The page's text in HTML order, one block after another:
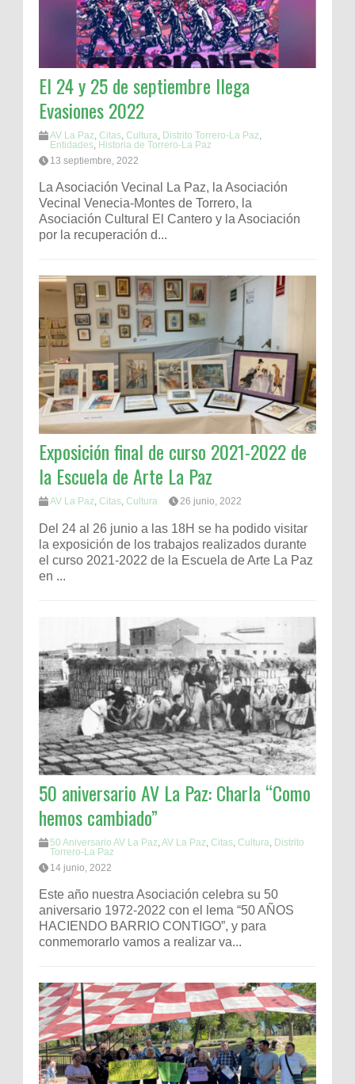
El 24 y 25 de septiembre llega
Evasiones 2022
AV La Paz Citas Cultura Distrito Torrero-La Paz
Entidades Historia de Torrero-La Paz
13 septiembre, 2022
La Asociación Vecinal La Paz, la Asociación
Vecinal Venecia-Montes de Torrero, la
Asociación Cultural El Cantero y la Asociación
por la recuperación d...
Exposición final de curso 2021-2022 de
la Escuela de Arte La Paz
AV La Paz, Citas, Cultura 26 junio, 2022
Del 24 al 26 junio a las 18H se ha podido visitar
la exposición de los trabajos realizados durante
el curso 2021-2022 de la Escuela de Arte La Paz
en ...
50 aniversario AV La Paz: Charla “Como
hemos cambiado”
50 Aniversario AV La Paz AV La Paz Citas Cultura Distrito
Torrero-La Paz
14 junio, 2022
Este año nuestra Asociación celebra su 50
aniversario 1972-2022 con el lema “50 AÑOS
HACIENDO BARRIO CONTIGO”, y para
conmemorarlo vamos a realizar va...